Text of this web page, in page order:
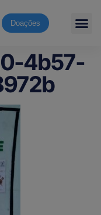
Doações
4b57-